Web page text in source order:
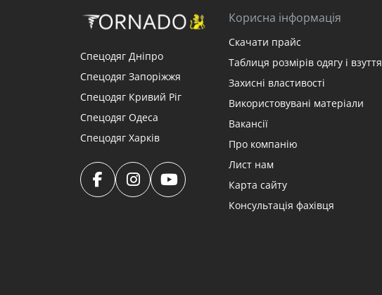
Спецодяг Дніпро
Спецодяг Запоріжжя
Спецодяг Кривий Ріг
Спецодяг Одеса
Спецодяг Харків
Корисна інформація
Скачати прайс
Таблиця розмірів одягу і взуття
Захисні властивості
Використовувані матеріали
Вакансії
Про компанію
Лист нам
Карта сайту
Консультація фахівця